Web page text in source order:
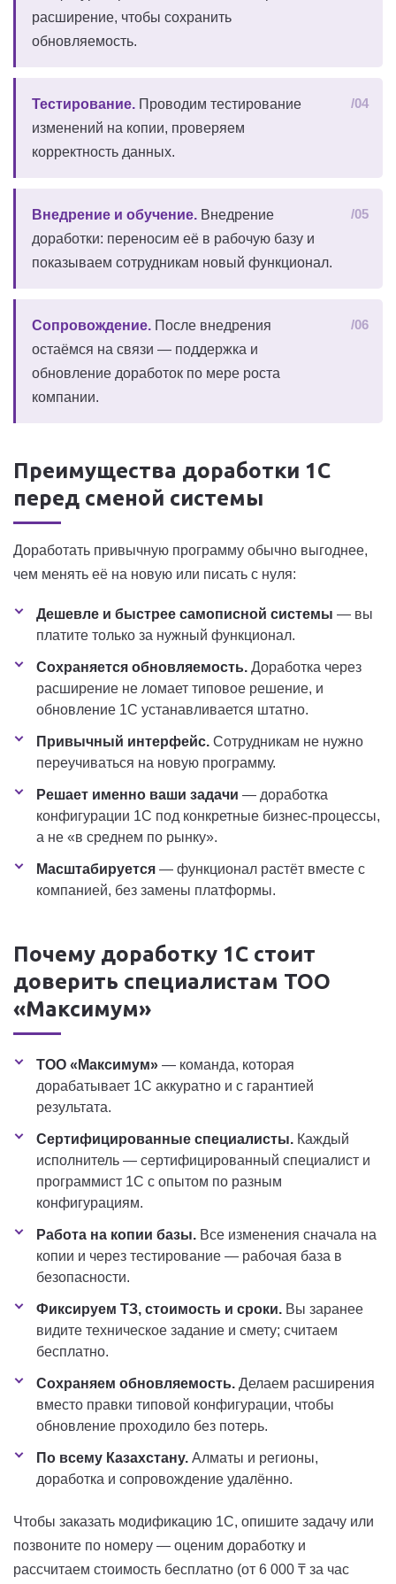
расширение, чтобы сохранить
обновляемость.
/04
Тестирование. Проводим тестирование
изменений на копии, проверяем
корректность данных.
/05
Внедрение и обучение. Внедрение
доработки: переносим её в рабочую базу и
показываем сотрудникам новый функционал.
/06
Сопровождение. После внедрения
остаёмся на связи — поддержка и
обновление доработок по мере роста
компании.
Преимущества доработки 1С
перед сменой системы
Доработать привычную программу обычно выгоднее,
чем менять её на новую или писать с нуля:
Дешевле и быстрее самописной системы — вы
платите только за нужный функционал.
Сохраняется обновляемость. Доработка через
расширение не ломает типовое решение, и
обновление 1С устанавливается штатно.
Привычный интерфейс. Сотрудникам не нужно
переучиваться на новую программу.
Решает именно ваши задачи — доработка
конфигурации 1С под конкретные бизнес-процессы,
а не «в среднем по рынку».
Масштабируется — функционал растёт вместе с
компанией, без замены платформы.
Почему доработку 1С стоит
доверить специалистам ТОО
«Максимум»
ТОО «Максимум» — команда, которая
дорабатывает 1С аккуратно и с гарантией
результата.
Сертифицированные специалисты. Каждый
исполнитель — сертифицированный специалист и
программист 1С с опытом по разным
конфигурациям.
Работа на копии базы. Все изменения сначала на
копии и через тестирование — рабочая база в
безопасности.
Фиксируем ТЗ, стоимость и сроки. Вы заранее
видите техническое задание и смету; считаем
бесплатно.
Сохраняем обновляемость. Делаем расширения
вместо правки типовой конфигурации, чтобы
обновление проходило без потерь.
По всему Казахстану. Алматы и регионы,
доработка и сопровождение удалённо.
Чтобы заказать модификацию 1С, опишите задачу или
позвоните по номеру — оценим доработку и
рассчитаем стоимость бесплатно (от 6 000 ₸ за час